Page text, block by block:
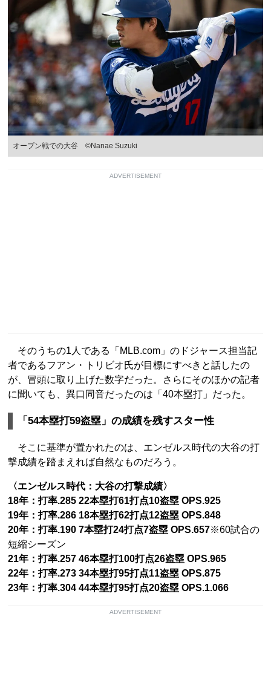
オープン戦での大谷 ©Nanae Suzuki
ADVERTISEMENT
そのうちの1人である「MLB.com」のドジャース担当記
者であるフアン・トリビオ氏が目標にすべきと話したの
が、冒頭に取り上げた数字だった。さらにそのほかの記者
に聞いても、異口同音だったのは「40本塁打」だった。
「54本塁打59盗塁」の成績を残すスター性
そこに基準が置かれたのは、エンゼルス時代の大谷の打
撃成績を踏まえれば自然なものだろう。
〈エンゼルス時代：大谷の打撃成績〉
18年：打率.285 22本塁打61打点10盗塁 OPS.925
19年：打率.286 18本塁打62打点12盗塁 OPS.848
20年：打率.190 7本塁打24打点7盗塁 OPS.657※60試合の
短縮シーズン
21年：打率.257 46本塁打100打点26盗塁 OPS.965
22年：打率.273 34本塁打95打点11盗塁 OPS.875
23年：打率.304 44本塁打95打点20盗塁 OPS.1.066
ADVERTISEMENT